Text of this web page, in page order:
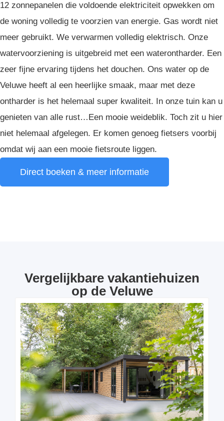
12 zonnepanelen die voldoende elektriciteit opwekken om
de woning volledig te voorzien van energie. Gas wordt niet
meer gebruikt. We verwarmen volledig elektrisch. Onze
watervoorziening is uitgebreid met een waterontharder. Een
zeer fijne ervaring tijdens het douchen. Ons water op de
Veluwe heeft al een heerlijke smaak, maar met deze
ontharder is het helemaal super kwaliteit. In onze tuin kan u
genieten van alle rust…Een mooie weideblik. Toch zit u hier
niet helemaal afgelegen. Er komen genoeg fietsers voorbij
omdat wij aan een mooie fietsroute liggen.
Direct boeken & meer informatie
Vergelijkbare vakantiehuizen
op de Veluwe